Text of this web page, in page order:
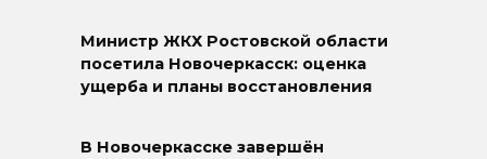
Министр ЖКХ Ростовской области
посетила Новочеркасск: оценка
ущерба и планы восстановления
В Новочеркасске завершён